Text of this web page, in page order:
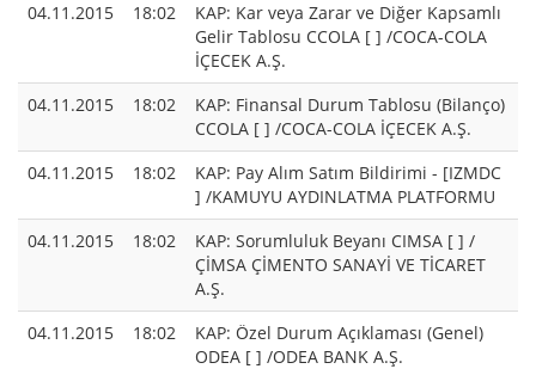
04.11.2015
18:02
KAP: Kar veya Zarar ve Diğer Kapsamlı
Gelir Tablosu CCOLA [ ] /COCA-COLA
İÇECEK A.Ş.
04.11.2015
18:02
KAP: Finansal Durum Tablosu (Bilanço)
CCOLA [ ] /COCA-COLA İÇECEK A.Ş.
04.11.2015
18:02
KAP: Pay Alım Satım Bildirimi - [IZMDC
] /KAMUYU AYDINLATMA PLATFORMU
04.11.2015
18:02
KAP: Sorumluluk Beyanı CIMSA [ ] /
ÇİMSA ÇİMENTO SANAYİ VE TİCARET
A.Ş.
04.11.2015
18:02
KAP: Özel Durum Açıklaması (Genel)
ODEA [ ] /ODEA BANK A.Ş.